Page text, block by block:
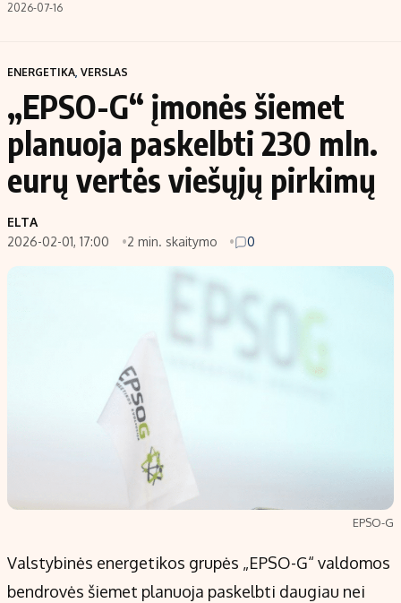
2026-07-16
ENERGETIKA, VERSLAS
„EPSO-G“ įmonės šiemet
planuoja paskelbti 230 mln.
eurų vertės viešųjų pirkimų
ELTA
2026-02-01, 17:00
2 min. skaitymo 0
EPSO-G
Valstybinės energetikos grupės „EPSO-G“ valdomos
bendrovės šiemet planuoja paskelbti daugiau nei